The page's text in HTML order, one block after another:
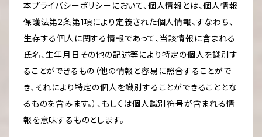
本プライバシーポリシーにおいて、個人情報とは、個人情報
保護法第2条第1項により定義された個人情報、すなわち、
生存する個人に関する情報であって、当該情報に含まれる
氏名、生年月日その他の記述等により特定の個人を識別す
ることができるもの（他の情報と容易に照合することがで
き、それにより特定の個人を識別することができることとな
るものを含みます。）、もしくは個人識別符号が含まれる情
報を意味するものとします。